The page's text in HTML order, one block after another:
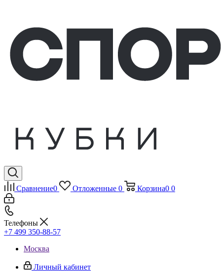
Сравнение0 Отложенные 0 Корзина0 0
Телефоны
+7 499 350-88-57
Москва
Личный кабинет